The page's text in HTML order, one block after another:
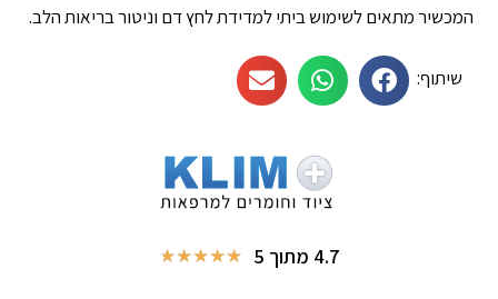
המכשיר מתאים לשימוש ביתי למדידת לחץ דם וניטור בריאות הלב.
שיתוף:
4.7 מתוך 5 ★
★
★
★
★